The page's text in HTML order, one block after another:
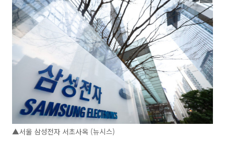
▲서울 삼성전자 서초사옥 (뉴시스)